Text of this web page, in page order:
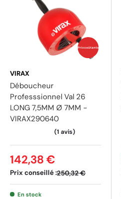
Prix coûtants
VIRAX
Déboucheur
Professsionnel Val 26
LONG 7,5MM Ø 7MM -
VIRAX290640
Prix conseillé :250,32 €
142,38 €
En stock